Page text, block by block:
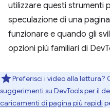
utilizzare questi strumenti
speculazione di una
funzionare e quando gli
opzioni più familiari di
Preferisci i video alla lettura?
suggerimenti su DevTools per il
caricamenti di pagina più rapidi